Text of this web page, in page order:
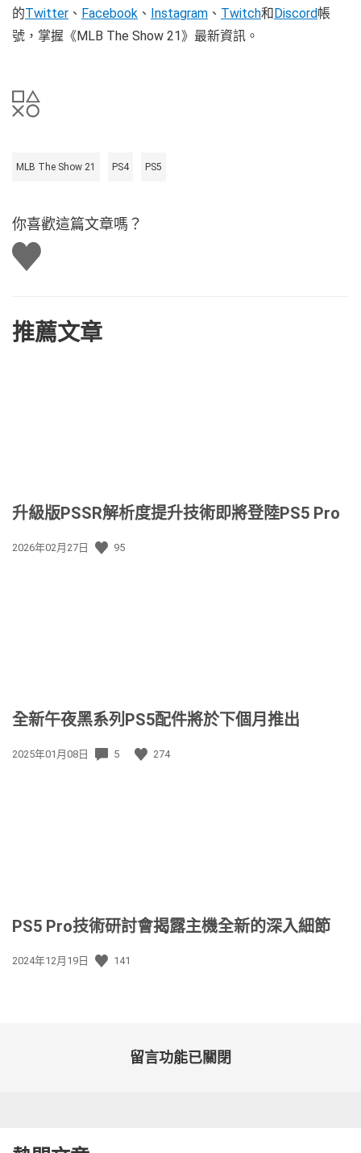
的Twitter 、 Facebook 、 Instagram 、 Twitch和 Discord帳
號，掌握《MLB The Show 21》最新資訊。
MLB The Show 21 PS4 PS5
你喜歡這篇文章嗎？
讚
推薦文章
升級版PSSR解析度提升技術即將登陸PS5 Pro
發
2026年02月27日 95
全新午夜黑系列PS5配件將於下個月推出
發
2025年01月08日 5 274
PS5 Pro技術研討會揭露主機全新的深入細節
發
2024年12月19日 141
留言功能已關閉